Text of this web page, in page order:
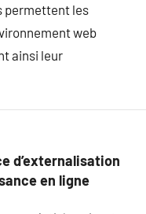
permettent les
web
ainsi leur
d’externalisation
en ligne